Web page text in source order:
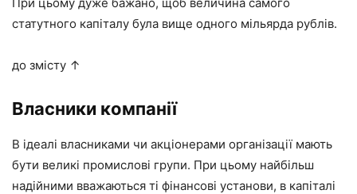
статутного капіталу була вище одного мільярда рублів.
до змісту ↑
Власники компанії
В ідеалі власниками чи акціонерами організації мають
бути великі промислові групи. При цьому найбільш
надійними вважаються ті фінансові установи, в капіталі